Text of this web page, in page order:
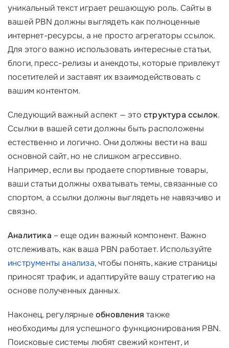
уникальный текст играет решающую роль. Сайты в
вашей PBN должны выглядеть как полноценные
интернет-ресурсы, а не просто агрегаторы ссылок.
Для этого важно использовать интересные статьи,
блоги, пресс-релизы и анекдоты, которые привлекут
посетителей и заставят их взаимодействовать с
вашим контентом.
Следующий важный аспект — это структура ссылок.
Ссылки в вашей сети должны быть расположены
естественно и логично. Они должны вести на ваш
основной сайт, но не слишком агрессивно.
Например, если вы продаете спортивные товары,
ваши статьи должны охватывать темы, связанные со
спортом, а ссылки должны выглядеть не навязчиво и
связно.
Аналитика – еще один важный компонент. Важно
отслеживать, как ваша PBN работает. Используйте
инструменты анализа, чтобы понять, какие страницы
приносят трафик, и адаптируйте вашу стратегию на
основе полученных данных.
Наконец, регулярныеобновления также
необходимы для успешного функционирования PBN.
Поисковые системы любят свежий контент, и